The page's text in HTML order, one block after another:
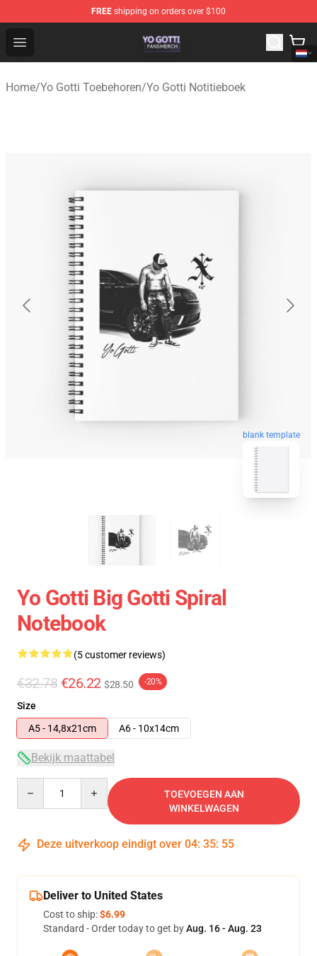
FREE shipping on orders over $100
Open menu
Yo Gotti Shop - Official Yo Gotti Merchandise Store
Home/Yo Gotti Toebehoren/Yo Gotti Notitieboek
blank template
Yo Gotti Big Gotti Spiral
Notebook
(5 customer reviews)
€32.78 €26.22 $28.50 -20%
Size
A5 - 14,8x21cm
A6 - 10x14cm
Bekijk maattabel
TOEVOEGEN AAN
WINKELWAGEN
Deze uitverkoop eindigt over 04: 35: 54
Deliver to United States
Cost to ship:$6.99
Standard - Order today to get byAug. 16 - Aug. 23